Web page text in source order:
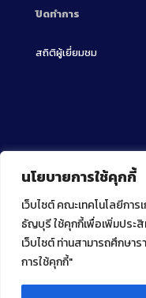
นโยบายการใช้คุกกี้
เว็บไซต์ คณะเทคโนโลยีกา
ธัญบุรี ใช้คุกกี้เพื่อเพิ่มประ
เว็บไซต์ ท่านสามารถศึกษา
การใช้คุกกี้"
ปิดทำการ
สถิติผู้เยี่ยมชม
Copyright ⓒ 2022 ค